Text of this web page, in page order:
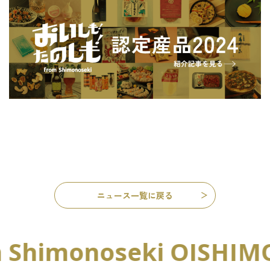
ニュース一覧に戻る
OISHIMO!